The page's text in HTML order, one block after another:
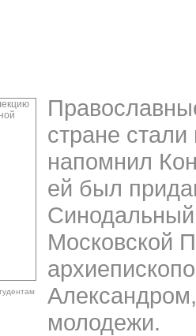
стране стали
напомнил
ей был
Московской
молодежи.